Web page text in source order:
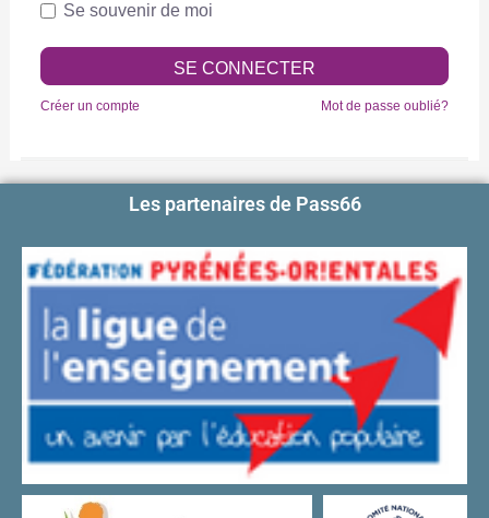
Se souvenir de moi
SE CONNECTER
Créer un compte Mot de passe oublié?
Les partenaires de Pass66